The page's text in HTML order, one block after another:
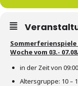
Woche vom 03.-
in der Zeit von
Altersgruppe: 10 –